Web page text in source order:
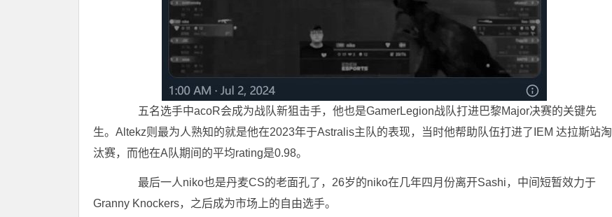
五名选手中acoR会成为战队新狙击手，他也是GamerLegion战队打进巴黎Major决赛的关键先
生。Altekz则最为人熟知的就是他在2023年于Astralis主队的表现，当时他帮助队伍打进了IEM 达拉斯站淘
汰赛，而他在A队期间的平均rating是0.98。
最后一人niko也是丹麦CS的老面孔了，26岁的niko在几年四月份离开Sashi，中间短暂效力于
Granny Knockers，之后成为市场上的自由选手。